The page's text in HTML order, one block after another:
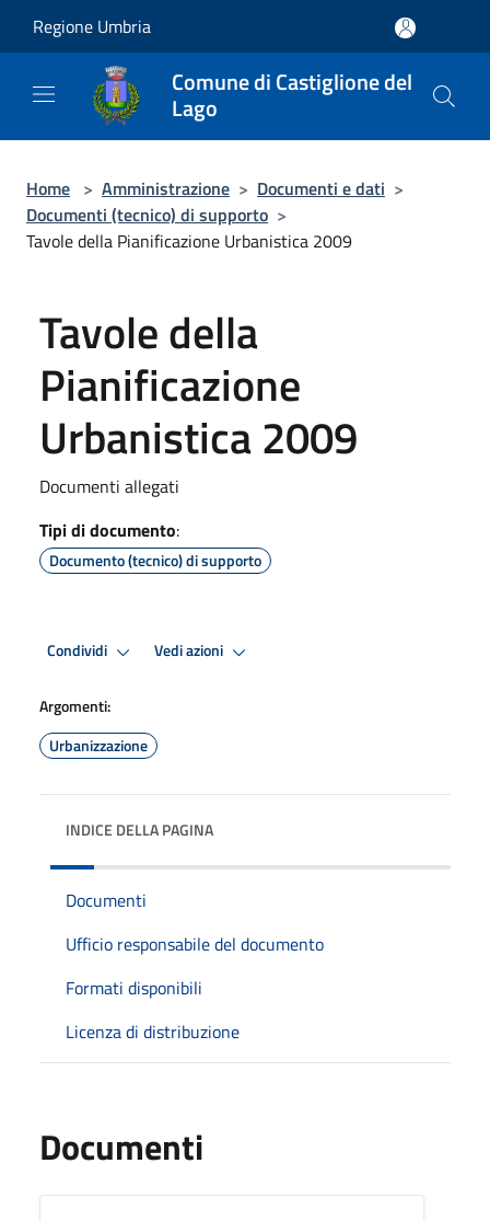
Regione Umbria
Comune di Castiglione del
Lago
Home > Amministrazione > Documenti e dati >
Documenti (tecnico) di supporto >
Tavole della Pianificazione Urbanistica 2009
Tavole della
Pianificazione
Urbanistica 2009
Documenti allegati
Tipi di documento:
Documento (tecnico) di supporto
Condividi Vedi azioni
Argomenti:
Urbanizzazione
INDICE DELLA PAGINA
Documenti
Ufficio responsabile del documento
Formati disponibili
Licenza di distribuzione
Documenti